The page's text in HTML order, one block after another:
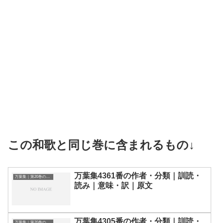
この和歌と同じ巻に含まれるもの↓
万葉集｜第20巻の和歌一覧
万葉集4361番の作者・分類｜訓読・
読み｜意味・訳｜原文
万葉集｜第20巻の和歌一覧 万葉集4305番の作者・分類｜訓読・